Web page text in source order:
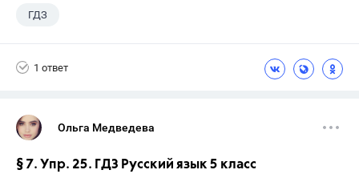
ГДЗ
1 ответ
Ольга Медведева
§ 7. Упр. 25. ГДЗ Русский язык 5 класс